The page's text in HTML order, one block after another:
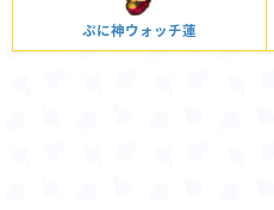
ぷに神ウォッチ蓮